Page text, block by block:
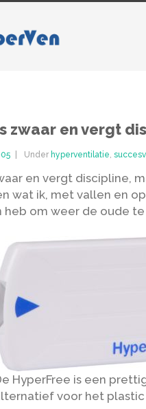
zwaar en vergt
Under hyperventilatie,
en vergt discipline,
wat ik, met vallen en
heb om weer de oude
HyperFree is een
voor het plastic